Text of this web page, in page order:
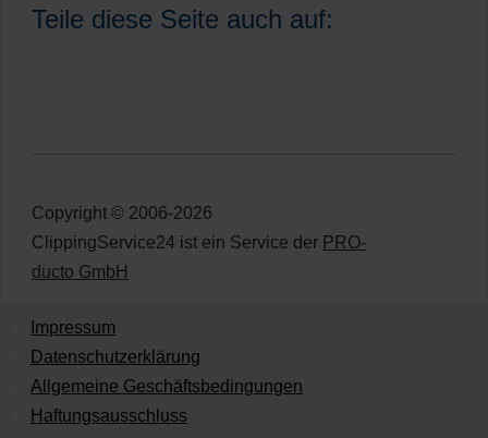
Teile diese Seite auch auf:
Copyright © 2006-2026
ClippingService24 ist ein Service der PRO-
ducto GmbH
Impressum
Datenschutzerklärung
Allgemeine Geschäftsbedingungen
Haftungsausschluss